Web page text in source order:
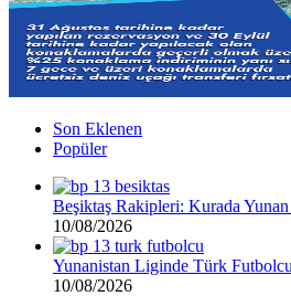
Son Eklenen
Popüler
Beşiktaş Rakipleri: Kurada Yunan
10/08/2026
Yunanistan Liginde Türk
10/08/2026